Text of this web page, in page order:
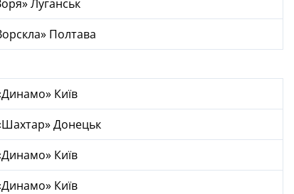
Луганськ
Полтава
Київ
Донецьк
Київ
Київ